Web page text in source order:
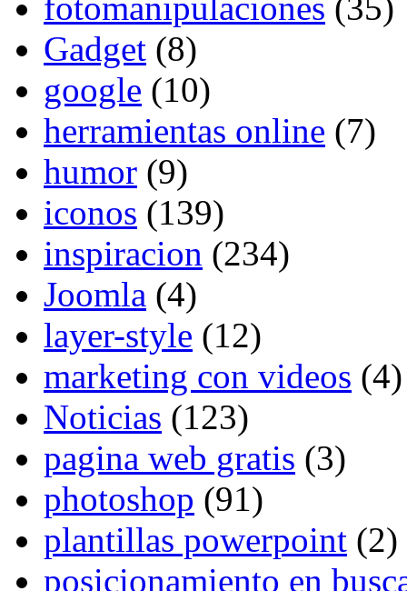
Gadget (8)
google (10)
herramientas online (7)
humor (9)
iconos (139)
inspiracion (234)
Joomla (4)
layer-style (12)
marketing con videos (4)
Noticias (123)
pagina web gratis (3)
photoshop (91)
plantillas powerpoint (2)
posicionamiento en